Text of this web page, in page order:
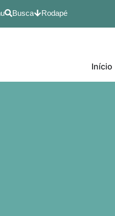
Busca Rodapé
Início